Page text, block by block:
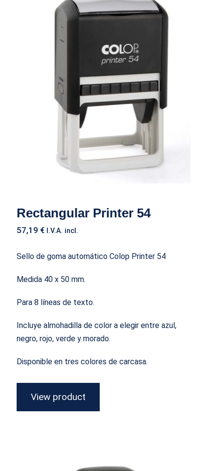
Rectangular Printer 54
Rectangular Printer 54
57,19 € I.V.A. incl.
Sello de goma automático Colop Printer 54
Medida 40 x 50 mm.
Para 8 líneas de texto.
Incluye almohadilla de color a elegir entre azul,
negro, rojo, verde y morado.
Disponible en tres colores de carcasa.
View product